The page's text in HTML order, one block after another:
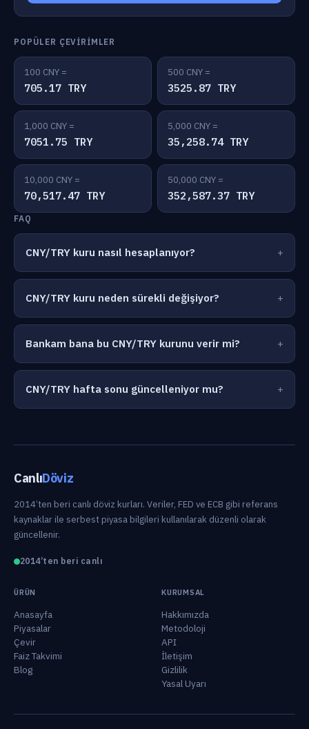
POPÜLER ÇEVIRIMLER
100 CNY =
705.17 TRY
500 CNY =
3525.87 TRY
1,000 CNY =
7051.75 TRY
5,000 CNY =
35,258.74 TRY
10,000 CNY =
70,517.47 TRY
50,000 CNY =
352,587.37 TRY
FAQ
CNY/TRY kuru nasıl hesaplanıyor?
CNY/TRY kuru neden sürekli değişiyor?
Bankam bana bu CNY/TRY kurunu verir mi?
CNY/TRY hafta sonu güncelleniyor mu?
CanlıDöviz
2014’ten beri canlı döviz kurları. Veriler, FED ve ECB gibi referans
kaynaklar ile serbest piyasa bilgileri kullanılarak düzenli olarak
güncellenir.
2014’ten beri canlı
ÜRÜN
Anasayfa
Piyasalar
Çevir
Faiz Takvimi
Blog
KURUMSAL
Hakkımızda
Metodoloji
API
İletişim
Gizlilik
Yasal Uyarı